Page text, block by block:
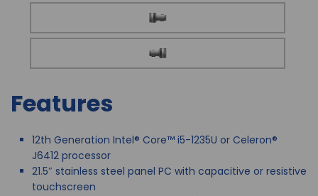
Features
12th Generation Intel® Core™ i5-1235U or Celeron®
J6412 processor
21.5″ stainless steel panel PC with capacitive or resistive
touchscreen